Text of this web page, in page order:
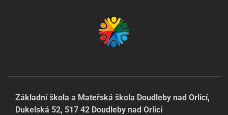
Základní škola a Mateřská škola Doudleby nad Orlicí,
Dukelská 52, 517 42 Doudleby nad Orlicí